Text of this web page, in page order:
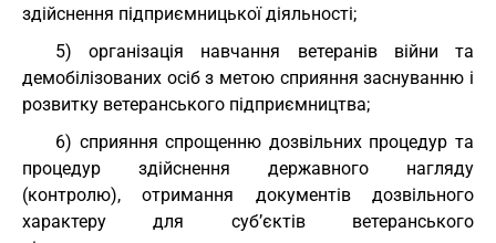
здійснення підприємницької діяльності;
5) організація навчання ветеранів війни та
демобілізованих осіб з метою сприяння заснуванню і
розвитку ветеранського підприємництва;
6) сприяння спрощенню дозвільних процедур та
процедур здійснення державного нагляду
(контролю), отримання документів дозвільного
характеру для суб’єктів ветеранського